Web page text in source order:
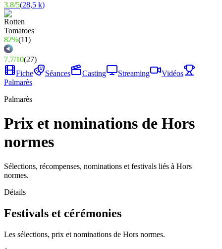
3.8/5(28,5 k)
82%(11)
7.7/10(27)
Fiche
Séances Casting Streaming
Vidéos
Palmarès
Palmarès
Prix et nominations de Hors
normes
Sélections, récompenses, nominations et festivals liés à Hors
normes.
Détails
Festivals et cérémonies
Les sélections, prix et nominations de Hors normes.